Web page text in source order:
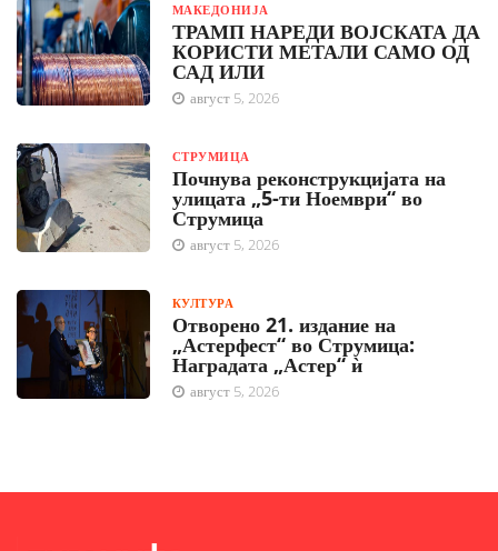
МАКЕДОНИЈА
ТРАМП НАРЕДИ ВОЈСКАТА ДА
КОРИСТИ МЕТАЛИ САМО ОД
САД ИЛИ
август 5, 2026
СТРУМИЦА
Почнува реконструкцијата на
улицата „5-ти Ноември“ во
Струмица
август 5, 2026
КУЛТУРА
Отворено 21. издание на
„Астерфест“ во Струмица:
Наградата „Астер“ ѝ
август 5, 2026